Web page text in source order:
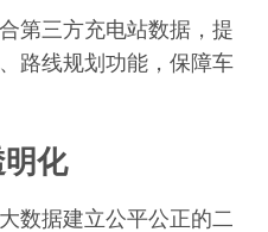
合第三方充电站数据，提
路线规划功能，保障车
明化
数据建立公平公正的二